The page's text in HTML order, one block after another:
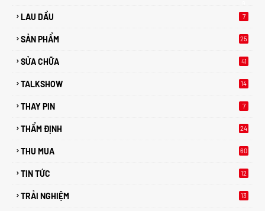
LAU DẦU 7
SẢN PHẨM 25
SỬA CHỮA 41
TALKSHOW 14
THAY PIN 7
THẨM ĐỊNH 24
THU MUA 60
TIN TỨC 12
TRẢI NGHIỆM 13